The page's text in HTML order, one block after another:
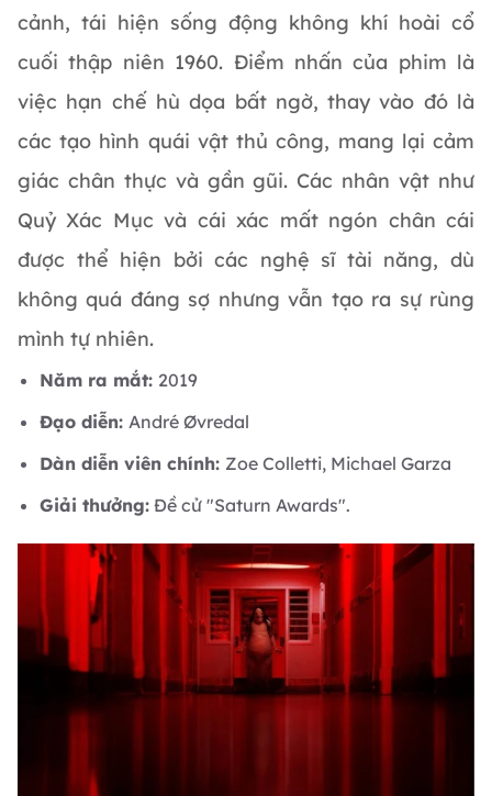
cảnh, tái hiện sống động không khí hoài cổ
cuối thập niên 1960. Điểm nhấn của phim là
việc hạn chế hù dọa bất ngờ, thay vào đó là
các tạo hình quái vật thủ công, mang lại cảm
giác chân thực và gần gũi. Các nhân vật như
Quỷ Xác Mục và cái xác mất ngón chân cái
được thể hiện bởi các nghệ sĩ tài năng, dù
không quá đáng sợ nhưng vẫn tạo ra sự rùng
mình tự nhiên.
Năm ra mắt: 2019
Đạo diễn: André Øvredal
Dàn diễn viên chính: Zoe Colletti, Michael Garza
Giải thưởng: Đề cử "Saturn Awards".